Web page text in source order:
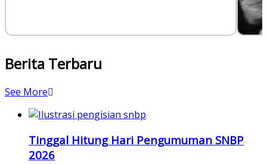
Berita Terbaru
See More
Tinggal Hitung Hari Pengumuman SNBP
2026